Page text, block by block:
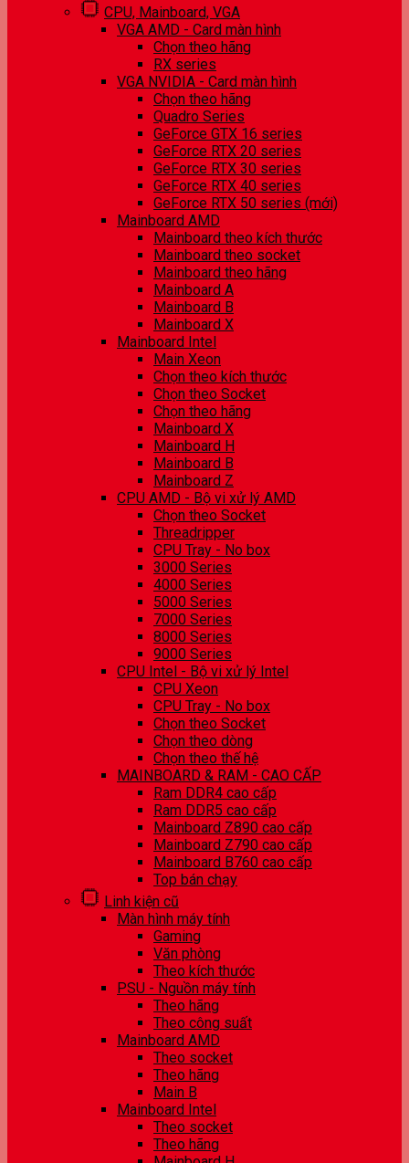
CPU, Mainboard, VGA
VGA AMD - Card màn hình
Chọn theo hãng
RX series
VGA NVIDIA - Card màn hình
Chọn theo hãng
Quadro Series
GeForce GTX 16 series
GeForce RTX 20 series
GeForce RTX 30 series
GeForce RTX 40 series
GeForce RTX 50 series (mới)
Mainboard AMD
Mainboard theo kích thước
Mainboard theo socket
Mainboard theo hãng
Mainboard A
Mainboard B
Mainboard X
Mainboard Intel
Main Xeon
Chọn theo kích thước
Chọn theo Socket
Chọn theo hãng
Mainboard X
Mainboard H
Mainboard B
Mainboard Z
CPU AMD - Bộ vi xử lý AMD
Chọn theo Socket
Threadripper
CPU Tray - No box
3000 Series
4000 Series
5000 Series
7000 Series
8000 Series
9000 Series
CPU Intel - Bộ vi xử lý Intel
CPU Xeon
CPU Tray - No box
Chọn theo Socket
Chọn theo dòng
Chọn theo thế hệ
MAINBOARD & RAM - CAO CẤP
Ram DDR4 cao cấp
Ram DDR5 cao cấp
Mainboard Z890 cao cấp
Mainboard Z790 cao cấp
Mainboard B760 cao cấp
Top bán chạy
Linh kiện cũ
Màn hình máy tính
Gaming
Văn phòng
Theo kích thước
PSU - Nguồn máy tính
Theo hãng
Theo công suất
Mainboard AMD
Theo socket
Theo hãng
Main B
Mainboard Intel
Theo socket
Theo hãng